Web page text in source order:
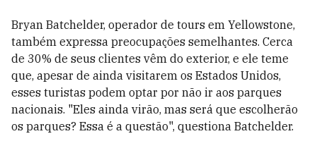
Bryan Batchelder, operador de tours em Yellowstone,
também expressa preocupações semelhantes. Cerca
de 30% de seus clientes vêm do exterior, e ele teme
que, apesar de ainda visitarem os Estados Unidos,
esses turistas podem optar por não ir aos parques
nacionais. "Eles ainda virão, mas será que escolherão
os parques? Essa é a questão", questiona Batchelder.